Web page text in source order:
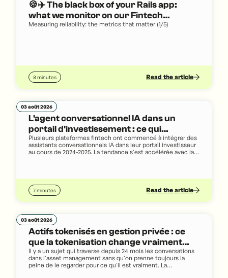
🍪✈️ The black box of your Rails app:
what we monitor on our Fintech
platforms
Measuring reliability: the metrics that matter (1/5)
8 minutes Read the article
03 août 2026
L'agent conversationnel IA dans un
portail d'investissement : ce qui
distingue l'information du conseil
Plusieurs plateformes fintech ont commencé à intégrer des
assistants conversationnels IA dans leur portail investisseur
au cours de 2024-2025. La tendance s'est accélérée avec la
est en train de se généraliser, mais il pose une question
réglementaire que peu d'articles traitent avec la précision
qu'elle mérite.
7 minutes Read the article
03 août 2026
Actifs tokenisés en gestion privée : ce
que la tokenisation change vraiment
dans l'infrastructure d'une société de
gestion privée
Il y a un sujet qui traverse depuis 24 mois les conversations
dans l'asset management sans qu'on prenne toujours la
peine de le regarder pour ce qu'il est vraiment. La